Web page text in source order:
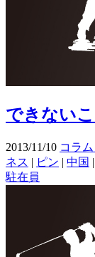
できない
2013/11/10 コラ
ネス | ピン | 中国 |
駐在員